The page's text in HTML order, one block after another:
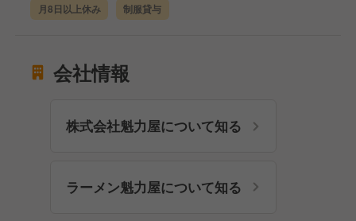
月8日以上休み 制服貸与
会社情報
株式会社魁力屋について知る
ラーメン魁力屋について知る